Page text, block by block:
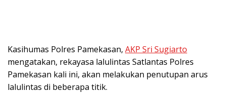
Kasihumas Polres Pamekasan, AKP Sri Sugiarto
mengatakan, rekayasa lalulintas Satlantas Polres
Pamekasan kali ini, akan melakukan penutupan arus
lalulintas di beberapa titik.